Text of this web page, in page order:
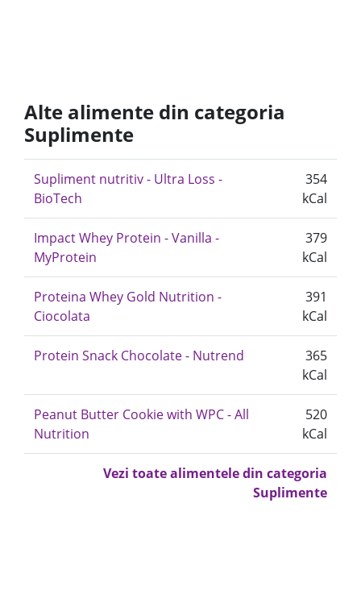
Alte alimente din categoria
Suplimente
Supliment nutritiv - Ultra Loss -
BioTech
354
kCal
Impact Whey Protein - Vanilla -
MyProtein
379
kCal
Proteina Whey Gold Nutrition -
Ciocolata
391
kCal
Protein Snack Chocolate - Nutrend
365
kCal
Peanut Butter Cookie with WPC - All
Nutrition
520
kCal
Vezi toate alimentele din categoria
Suplimente